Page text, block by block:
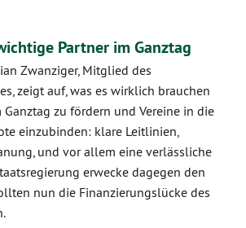
Partner im Ganztag
Zwanziger, Mitglied des
zeigt auf, was es wirklich brauchen
zu fördern und Vereine in die
einzubinden: klare Leitlinien,
und vor allem eine verlässliche
erwecke dagegen den
nun die Finanzierungslücke des